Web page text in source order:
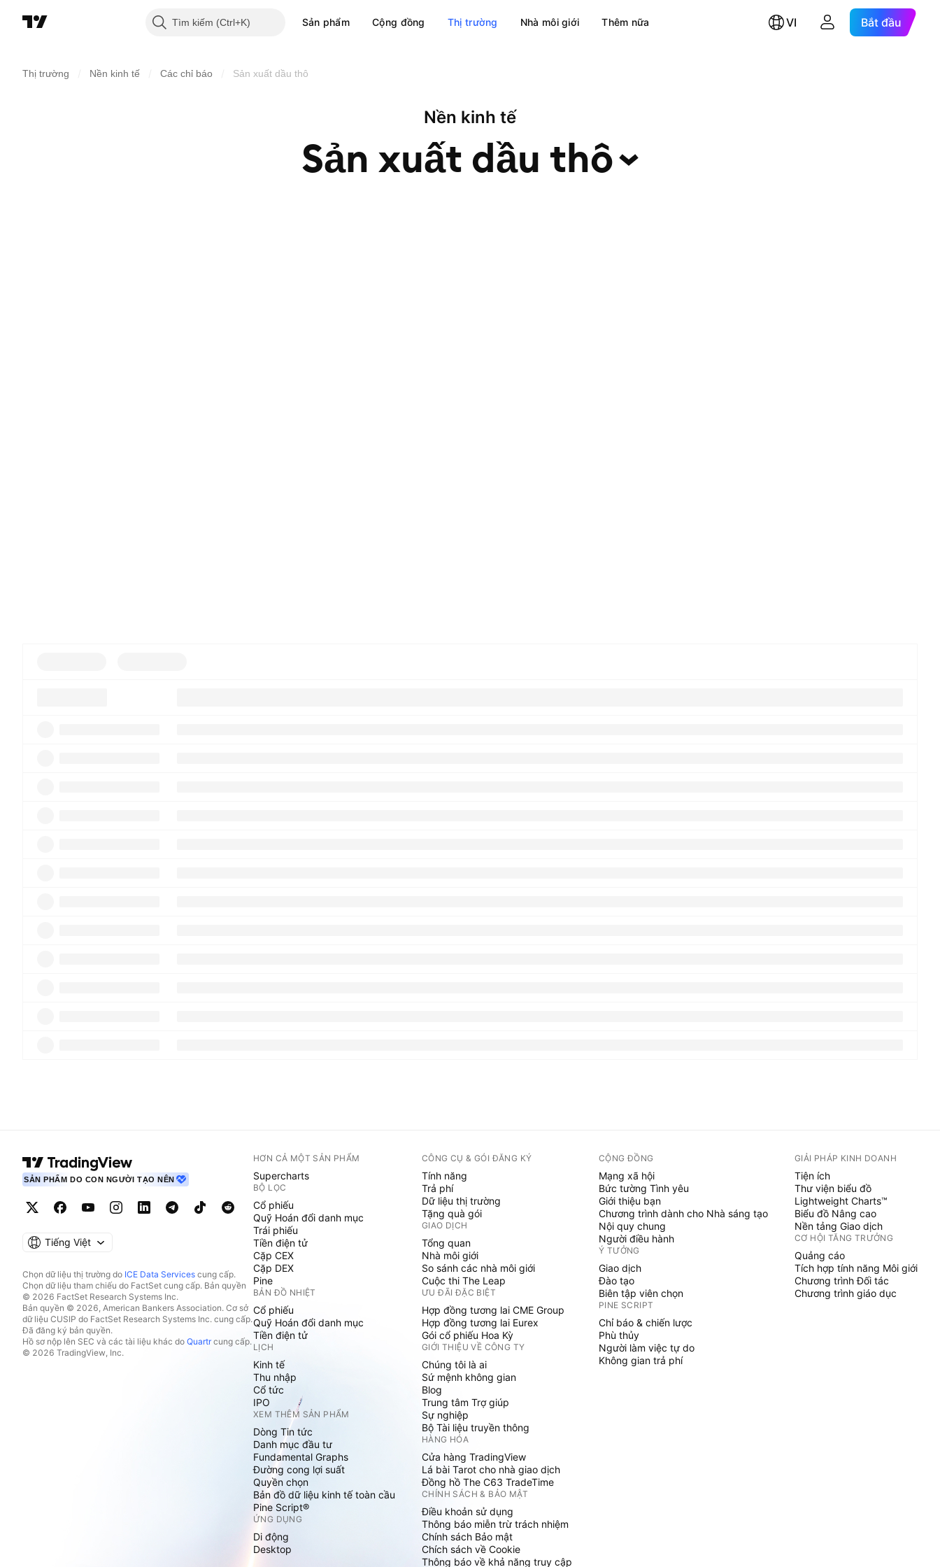
Tìm kiếm Sản phẩm Cộng đồng Thị trường Nhà môi giới Thêm nữa VI Bắt đầu
Thị trường Nền kinh tế Các chỉ báo Sản xuất dầu thô
Nền kinh tế
Sản xuất dầu thô
SẢN PHẨM DO CON NGƯỜI TẠO NÊN
Tiếng Việt
Chọn dữ liệu thị trường do ICE Data Services cung cấp.
Chọn dữ liệu tham chiếu do FactSet cung cấp. Bản quyền
© 2026 FactSet Research Systems Inc.
Bản quyền © 2026, American Bankers Association. Cơ sở
dữ liệu CUSIP do FactSet Research Systems Inc. cung cấp.
Đã đăng ký bản quyền.
Hồ sơ nộp lên SEC và các tài liệu khác do Quartrcung cấp.
© 2026 TradingView, Inc.
HƠN CẢ MỘT SẢN PHẨM
Supercharts
BỘ LỌC
Cổ phiếu
Quỹ Hoán đổi danh mục
Trái phiếu
Tiền điện tử
Cặp CEX
Cặp DEX
Pine
BẢN ĐỒ NHIỆT
Cổ phiếu
Quỹ Hoán đổi danh mục
Tiền điện tử
LỊCH
Kinh tế
Thu nhập
Cổ tức
IPO
XEM THÊM SẢN PHẨM
Dòng Tin tức
Danh mục đầu tư
Fundamental Graphs
Đường cong lợi suất
Quyền chọn
Bản đồ dữ liệu kinh tế toàn cầu
Pine Script®
ỨNG DỤNG
Di động
Desktop
CÔNG CỤ & GÓI ĐĂNG KÝ
Tính năng
Trả phí
Dữ liệu thị trường
Tặng quà gói
GIAO DỊCH
Tổng quan
Nhà môi giới
So sánh các nhà môi giới
Cuộc thi The Leap
ƯU ĐÃI ĐẶC BIỆT
Hợp đồng tương lai CME Group
Hợp đồng tương lai Eurex
Gói cổ phiếu Hoa Kỳ
GIỚI THIỆU VỀ CÔNG TY
Chúng tôi là ai
Sứ mệnh không gian
Blog
Trung tâm Trợ giúp
Sự nghiệp
Bộ Tài liệu truyền thông
HÀNG HÓA
Cửa hàng TradingView
Lá bài Tarot cho nhà giao dịch
Đồng hồ The C63 TradeTime
CHÍNH SÁCH & BẢO MẬT
Điều khoản sử dụng
Thông báo miễn trừ trách nhiệm
Chính sách Bảo mật
Chích sách về Cookie
Thông báo về khả năng truy cập
CỘNG ĐỒNG
Mạng xã hội
Bức tường Tình yêu
Giới thiệu bạn
Chương trình dành cho Nhà sáng tạo
Nội quy chung
Người điều hành
Ý TƯỞNG
Giao dịch
Đào tạo
Biên tập viên chọn
PINE SCRIPT
Chỉ báo & chiến lược
Phù thủy
Người làm việc tự do
Không gian trả phí
GIẢI PHÁP KINH DOANH
Tiện ích
Thư viện biểu đồ
Lightweight Charts™
Biểu đồ Nâng cao
Nền tảng Giao dịch
CƠ HỘI TĂNG TRƯỞNG
Quảng cáo
Tích hợp tính năng Môi giới
Chương trình Đối tác
Chương trình giáo dục